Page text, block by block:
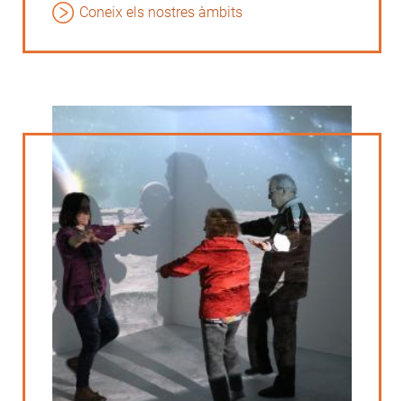
Coneix els nostres àmbits